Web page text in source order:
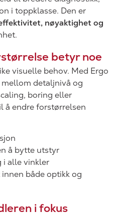
i toppklasse. Den er
nøyaktighet og
betyr noe
visuelle behov. Med Ergo
detaljnivå og
boring eller
å endre forstørrelsen
å bytte utstyr
i alle vinkler
både optikk og
i fokus